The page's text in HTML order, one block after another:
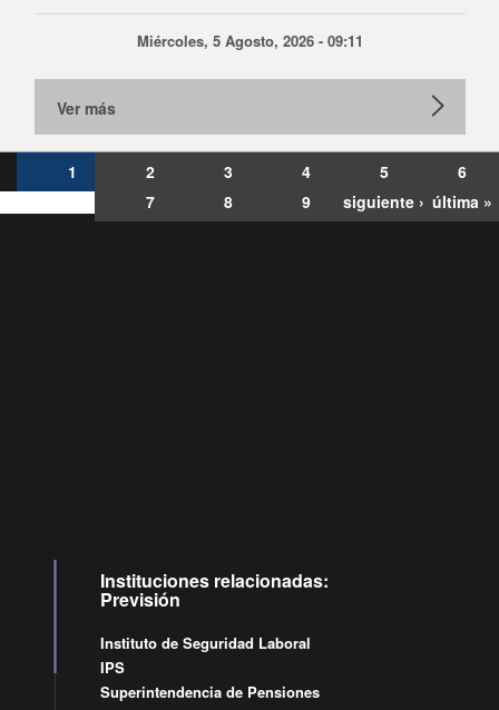
Miércoles, 5 Agosto, 2026 - 09:11
Ver más
1 2 3 4 5
6
7
8 9 siguiente › última »
Instituciones relacionadas:
Previsión
Instituto de Seguridad Laboral
IPS
Superintendencia de Pensiones